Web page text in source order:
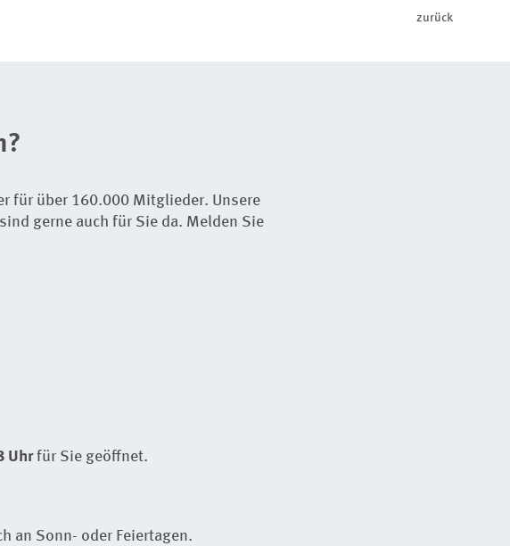
zurück
für über 160.000 Mitglieder. Unsere
gerne auch für Sie da. Melden Sie
Uhrfür Sie geöffnet.
an Sonn- oder Feiertagen.